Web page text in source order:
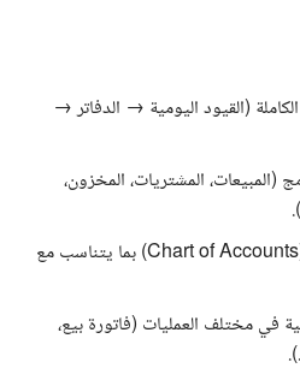
(القيود اليومية → الدفاتر →
(المبيعات، المشتريات، المخزون،
تصميم ومراجعة دليل الحسابات (Chart of Accounts) بما يتناسب مع
في مختلف العمليات (فاتورة بيع،